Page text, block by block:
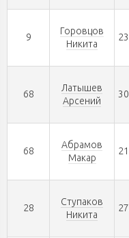
9
Горовцов
Никита
68
Латышев
Арсений
68
Абрамов
Макар
28
Ступаков
Никита